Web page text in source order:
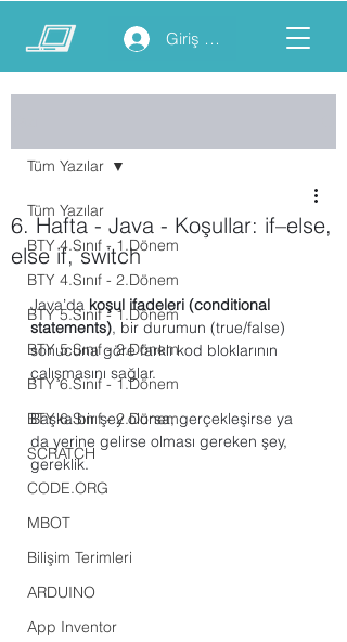
Giriş yap
Tüm Yazılar
BTY 4.Sınıf - 1.Dönem
BTY 4.Sınıf - 2.Dönem
BTY 5.Sınıf - 1.Dönem
BTY 5.Sınıf - 2.Dönem
BTY 6.Sınıf - 1.Dönem
BTY 6.Sınıf - 2.Dönem
SCRATCH
CODE.ORG
MBOT
Bilişim Terimleri
ARDUINO
App Inventor
Tüm Yazılar
6. Hafta - Java - Koşullar: if–else,
else if, switch
Java’da koşul ifadeleri (conditional
statements), bir durumun (true/false)
sonucuna göre farklı kod bloklarının
çalışmasını sağlar.
Başka bir şey olursa, gerçekleşirse ya
da yerine gelirse olması gereken şey,
gereklik.